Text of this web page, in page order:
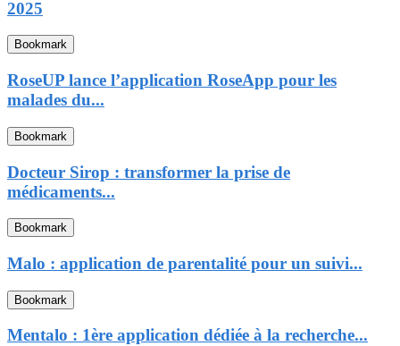
2025
Bookmark
RoseUP lance l’application RoseApp pour les
malades du...
Bookmark
Docteur Sirop : transformer la prise de
médicaments...
Bookmark
Malo : application de parentalité pour un suivi...
Bookmark
Mentalo : 1ère application dédiée à la recherche...